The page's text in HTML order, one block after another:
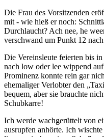
Die Frau des Vorsitzenden
mit - wie hieß er noch:
Durchlaucht? Ach nee, he
verschwand um Punkt 12
Die Vereinsleute feierten bis
nach low oder lee wippend
Prominenz konnte rein gar
ehemaliger Verlobter den
bequem, aber sie brauchte
Schubkarre!
Ich werde wachgerüttelt von
ausrupfen anhörte. Ich